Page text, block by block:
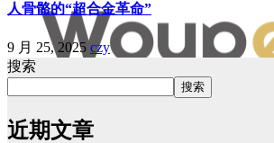
人骨骼的“超合金革命”
9 月 25, 2025 czy
搜索
搜索
近期文章